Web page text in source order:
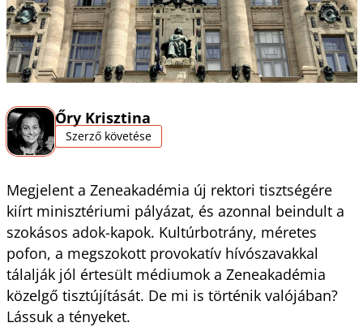
Őry Krisztina
Szerző követése
Megjelent a Zeneakadémia új rektori tisztségére
kiírt minisztériumi pályázat, és azonnal beindult a
szokásos adok-kapok. Kultúrbotrány, méretes
pofon, a megszokott provokatív hívószavakkal
tálalják jól értesült médiumok a Zeneakadémia
közelgő tisztújítását. De mi is történik valójában?
Lássuk a tényeket.